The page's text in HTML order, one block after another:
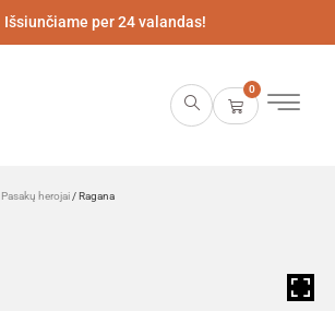
Išsiunčiame per 24 valandas!
0
Pasakų herojai / Ragana